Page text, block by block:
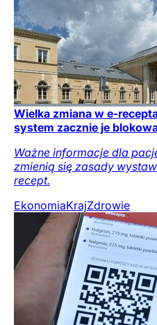
Wielka zmiana w e-
system zacznie je
Ważne informacje dla
zmienią się zasady
recept.
EkonomiaKrajZdrowie